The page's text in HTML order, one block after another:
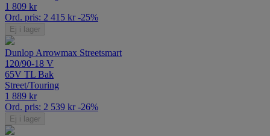
1 809 kr
Ord. pris: 2 415 kr -25%
Ej i lager
Dunlop Arrowmax Streetsmart
120/90-18 V
65V TL Bak
Street/Touring
1 889 kr
Ord. pris: 2 539 kr -26%
Ej i lager